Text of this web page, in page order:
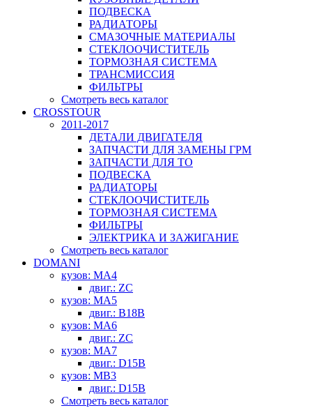
ПОДВЕСКА
РАДИАТОРЫ
СМАЗОЧНЫЕ МАТЕРИАЛЫ
СТЕКЛООЧИСТИТЕЛЬ
ТОРМОЗНАЯ СИСТЕМА
ТРАНСМИССИЯ
ФИЛЬТРЫ
Смотреть весь каталог
CROSSTOUR
2011-2017
ДЕТАЛИ ДВИГАТЕЛЯ
ЗАПЧАСТИ ДЛЯ ЗАМЕНЫ ГРМ
ЗАПЧАСТИ ДЛЯ ТО
ПОДВЕСКА
РАДИАТОРЫ
СТЕКЛООЧИСТИТЕЛЬ
ТОРМОЗНАЯ СИСТЕМА
ФИЛЬТРЫ
ЭЛЕКТРИКА И ЗАЖИГАНИЕ
Смотреть весь каталог
DOMANI
кузов: MA4
двиг.: ZC
кузов: MA5
двиг.: B18B
кузов: MA6
двиг.: ZC
кузов: MA7
двиг.: D15B
кузов: MB3
двиг.: D15B
Смотреть весь каталог